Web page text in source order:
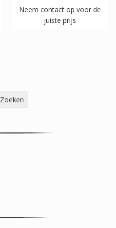
Neem contact op voor de
juiste prijs
Zoeken